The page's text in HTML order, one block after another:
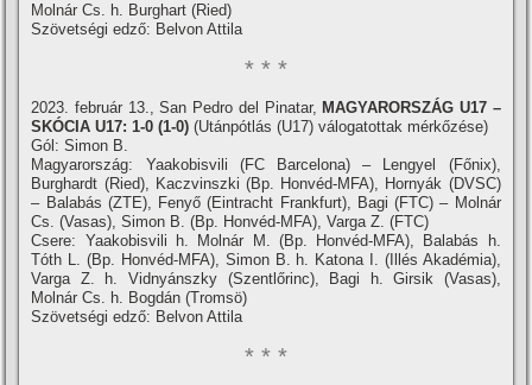
Molnár Cs. h. Burghart (Ried)
Szövetségi edző: Belvon Attila
* * *
2023. február 13., San Pedro del Pinatar, MAGYARORSZÁG U17 –
SKÓCIA U17: 1-0 (1-0) (Utánpótlás (U17) válogatottak mérkőzése)
Gól: Simon B.
Magyarország: Yaakobisvili (FC Barcelona) – Lengyel (Főnix),
Burghardt (Ried), Kaczvinszki (Bp. Honvéd-MFA), Hornyák (DVSC)
– Balabás (ZTE), Fenyő (Eintracht Frankfurt), Bagi (FTC) – Molnár
Cs. (Vasas), Simon B. (Bp. Honvéd-MFA), Varga Z. (FTC)
Csere: Yaakobisvili h. Molnár M. (Bp. Honvéd-MFA), Balabás h.
Tóth L. (Bp. Honvéd-MFA), Simon B. h. Katona I. (Illés Akadémia),
Varga Z. h. Vidnyánszky (Szentlőrinc), Bagi h. Girsik (Vasas),
Molnár Cs. h. Bogdán (Tromsö)
Szövetségi edző: Belvon Attila
* * *